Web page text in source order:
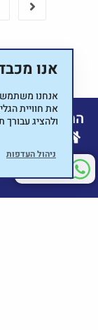
יש שאלה?
המרכז לרישוי
8666177
אנו
אנחנו
את חוויית
ולהציג עבורך
ניהול העדפות